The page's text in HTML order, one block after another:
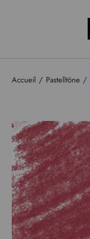
Accueil Pastelltöne